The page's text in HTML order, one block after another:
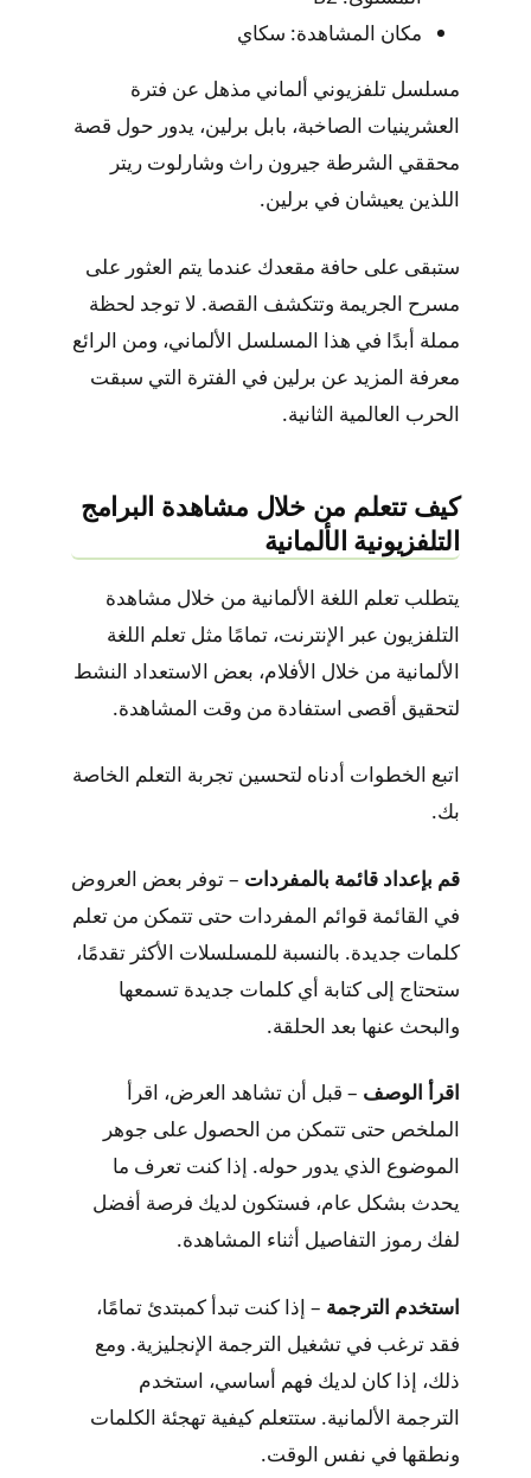
مكان المشاهدة: سكاي
مسلسل تلفزيوني ألماني مذهل عن فترة
العشرينيات الصاخبة، بابل برلين، يدور حول قصة
محققي الشرطة جيرون راث وشارلوت ريتر
اللذين يعيشان في برلين.
ستبقى على حافة مقعدك عندما يتم العثور على
مسرح الجريمة وتتكشف القصة. لا توجد لحظة
مملة أبدًا في هذا المسلسل الألماني، ومن الرائع
معرفة المزيد عن برلين في الفترة التي سبقت
الحرب العالمية الثانية.
كيف تتعلم من خلال مشاهدة البرامج
التلفزيونية الألمانية
يتطلب تعلم اللغة الألمانية من خلال مشاهدة
التلفزيون عبر الإنترنت، تمامًا مثل تعلم اللغة
الألمانية من خلال الأفلام، بعض الاستعداد النشط
لتحقيق أقصى استفادة من وقت المشاهدة.
اتبع الخطوات أدناه لتحسين تجربة التعلم الخاصة
بك.
قم بإعداد قائمة بالمفردات – توفر بعض العروض
في القائمة قوائم المفردات حتى تتمكن من تعلم
كلمات جديدة. بالنسبة للمسلسلات الأكثر تقدمًا،
ستحتاج إلى كتابة أي كلمات جديدة تسمعها
والبحث عنها بعد الحلقة.
اقرأ الوصف – قبل أن تشاهد العرض، اقرأ
الملخص حتى تتمكن من الحصول على جوهر
الموضوع الذي يدور حوله. إذا كنت تعرف ما
يحدث بشكل عام، فستكون لديك فرصة أفضل
لفك رموز التفاصيل أثناء المشاهدة.
استخدم الترجمة – إذا كنت تبدأ كمبتدئ تمامًا،
فقد ترغب في تشغيل الترجمة الإنجليزية. ومع
ذلك، إذا كان لديك فهم أساسي، استخدم
الترجمة الألمانية. ستتعلم كيفية تهجئة الكلمات
ونطقها في نفس الوقت.